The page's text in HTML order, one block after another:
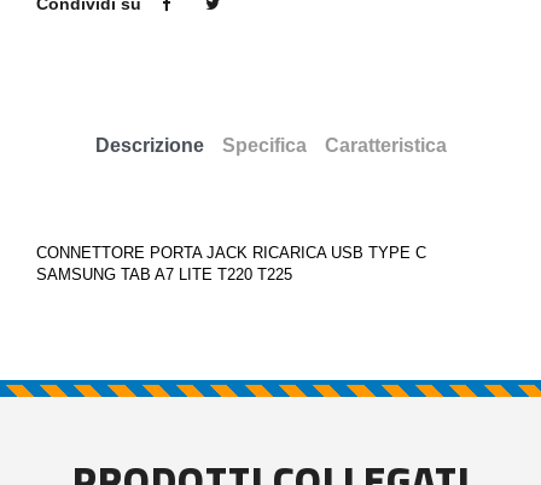
Descrizione Specifica Caratteristica
CONNETTORE PORTA JACK RICARICA USB TYPE C
SAMSUNG TAB A7 LITE T220 T225